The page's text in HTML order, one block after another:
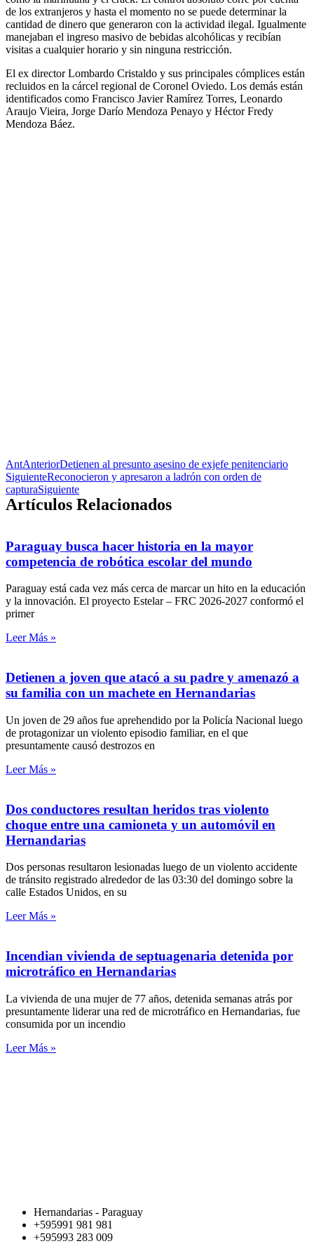
de los extranjeros y hasta el momento no se puede determinar la
cantidad de dinero que generaron con la actividad ilegal. Igualmente
manejaban el ingreso masivo de bebidas alcohólicas y recibían
visitas a cualquier horario y sin ninguna restricción.
El ex director Lombardo Cristaldo y sus principales cómplices están
recluidos en la cárcel regional de Coronel Oviedo. Los demás están
identificados como Francisco Javier Ramírez Torres, Leonardo
Araujo Vieira, Jorge Darío Mendoza Penayo y Héctor Fredy
Mendoza Báez.
AntAnteriorDetienen al presunto asesino de exjefe penitenciario
SiguienteReconocieron y apresaron a ladrón con orden de
capturaSiguiente
Artículos Relacionados
Paraguay busca hacer historia en la mayor
competencia de robótica escolar del mundo
Paraguay está cada vez más cerca de marcar un hito en la educación
y la innovación. El proyecto Estelar – FRC 2026-2027 conformó el
primer
Leer Más »
Detienen a joven que atacó a su padre y amenazó a
su familia con un machete en Hernandarias
Un joven de 29 años fue aprehendido por la Policía Nacional luego
de protagonizar un violento episodio familiar, en el que
presuntamente causó destrozos en
Leer Más »
Dos conductores resultan heridos tras violento
choque entre una camioneta y un automóvil en
Hernandarias
Dos personas resultaron lesionadas luego de un violento accidente
de tránsito registrado alrededor de las 03:30 del domingo sobre la
calle Estados Unidos, en su
Leer Más »
Incendian vivienda de septuagenaria detenida por
microtráfico en Hernandarias
La vivienda de una mujer de 77 años, detenida semanas atrás por
presuntamente liderar una red de microtráfico en Hernandarias, fue
consumida por un incendio
Leer Más »
Hernandarias - Paraguay
+595991 981 981
+595993 283 009